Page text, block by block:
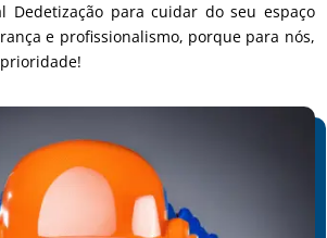
Dedetização para cuidar do seu espaço
e profissionalismo, porque para nós,